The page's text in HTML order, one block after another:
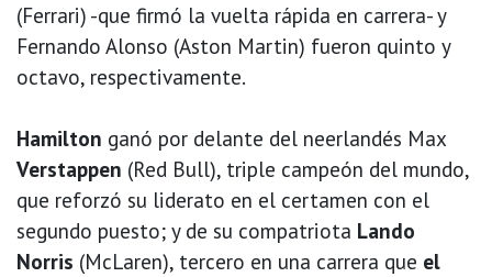
(Ferrari) -que firmó la vuelta rápida en carrera- y
Fernando Alonso (Aston Martin) fueron quinto y
octavo, respectivamente.
Hamilton ganó por delante del neerlandés Max
Verstappen (Red Bull), triple campeón del mundo,
que reforzó su liderato en el certamen con el
segundo puesto; y de su compatriota Lando
Norris (McLaren), tercero en una carrera que el